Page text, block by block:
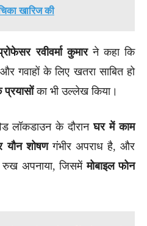
खारिज की
रवीवर्मा कुमारने कहा कि
और गवाहों के लिए खतरा साबित हो
का भी उल्लेख किया।
लॉकडाउन के दौरानघर में काम
यौन शोषणगंभीर अपराध है, और
रुख अपनाया, जिसमेंमोबाइल फोन